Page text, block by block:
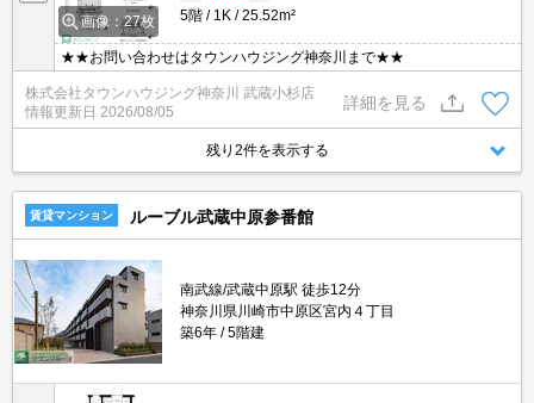
画像：27枚
5階
1K 25.52m²
★★お問い合わせはタウンハウジング神奈川まで★★
株式会社タウンハウジング神奈川 武蔵小杉店
情報更新日 2026/08/05
詳細を見る
残り2件を表示する
賃貸マンション ルーブル武蔵中原参番館
南武線/武蔵中原駅 徒歩12分
神奈川県川崎市中原区宮内４丁目
築6年
5階建